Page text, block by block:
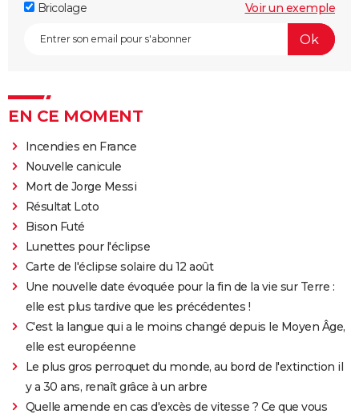
Bricolage
Voir un exemple
EN CE MOMENT
Incendies en France
Nouvelle canicule
Mort de Jorge Messi
Résultat Loto
Bison Futé
Lunettes pour l'éclipse
Carte de l'éclipse solaire du 12 août
Une nouvelle date évoquée pour la fin de la vie sur Terre :
elle est plus tardive que les précédentes !
C'est la langue qui a le moins changé depuis le Moyen Âge,
elle est européenne
Le plus gros perroquet du monde, au bord de l'extinction il
y a 30 ans, renaît grâce à un arbre
Quelle amende en cas d'excès de vitesse ? Ce que vous